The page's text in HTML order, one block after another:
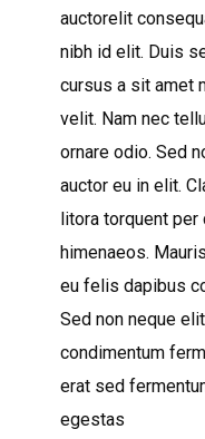
auctorelit
nibh id elit. Duis
cursus a sit amet
velit. Nam nec
ornare odio. Sed
auctor eu in elit.
litora torquent per
himenaeos.
eu felis dapibus
Sed non neque
condimentum
erat sed
egestas